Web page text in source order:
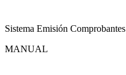
Sistema Emisión Comprobantes
MANUAL